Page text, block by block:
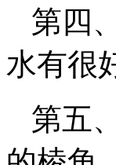
第四
水有很
第五